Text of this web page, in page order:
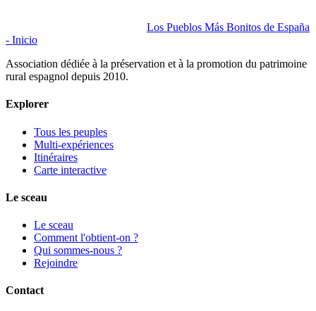
Los Pueblos Más Bonitos de España
- Inicio
Association dédiée à la préservation et à la promotion du patrimoine
rural espagnol depuis 2010.
Explorer
Tous les peuples
Multi-expériences
Itinéraires
Carte interactive
Le sceau
Le sceau
Comment l'obtient-on ?
Qui sommes-nous ?
Rejoindre
Contact